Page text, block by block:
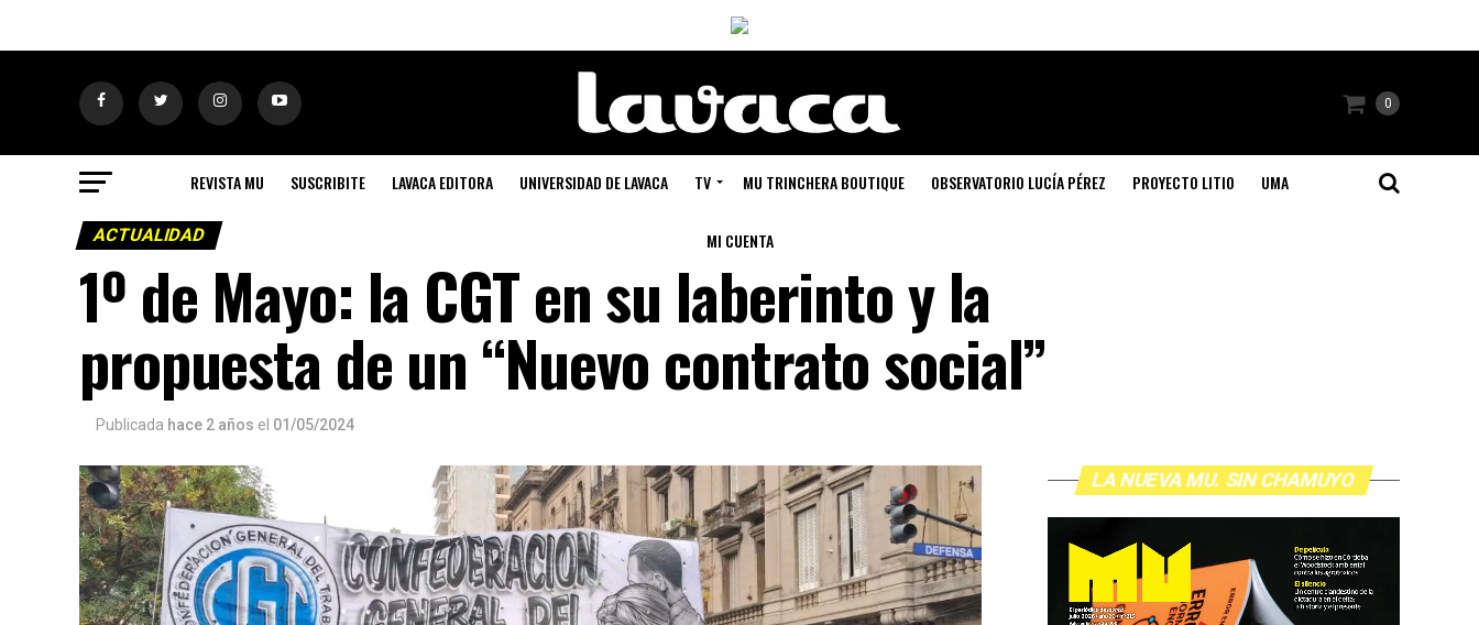
0
REVISTA MU SUSCRIBITE LAVACA EDITORA UNIVERSIDAD DE LAVACA TV MU TRINCHERA BOUTIQUE OBSERVATORIO LUCÍA PÉREZ PROYECTO LITIO UMA
MI CUENTA
ACTUALIDAD
1º de Mayo: la CGT en su laberinto y la
propuesta de un “Nuevo contrato social”
Publicada hace 2 años el 01/05/2024
LA NUEVA MU. SIN CHAMUYO